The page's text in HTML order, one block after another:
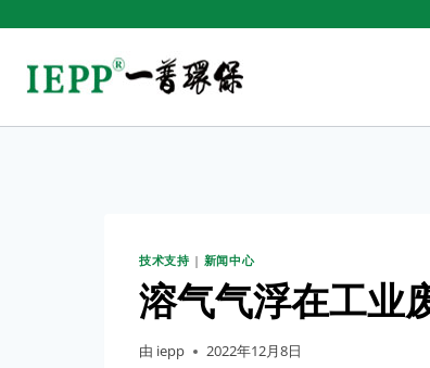
技术支持 | 新闻中心
溶气气浮在工业
由 iepp 2022年12月8日